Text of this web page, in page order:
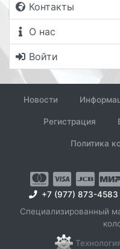
Контакты
О нас
Войти
Новости
Регистрация
Политика
+7 (977) 873-4583
Специализированный